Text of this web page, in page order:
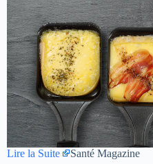
Lire la Suite Santé Magazine